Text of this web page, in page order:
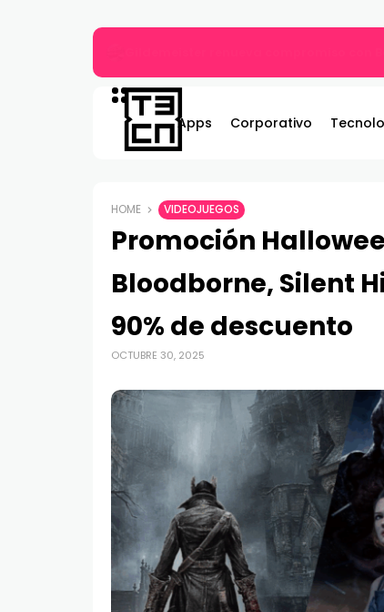
Apps Corporativo
HOME VIDEOJUEGOS
Promoción
Bloodborne, Silent
90% de descuento
OCTUBRE 30, 2025